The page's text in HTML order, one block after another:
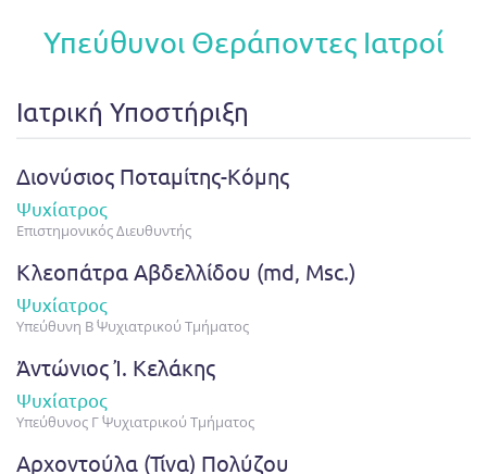
Υπεύθυνοι Θεράποντες Ιατροί
Ιατρική Υποστήριξη
Διονύσιος Ποταμίτης-Κόμης
Ψυχίατρος
Επιστημονικός Διευθυντής
Κλεοπάτρα Αβδελλίδου (md, Msc.)
Ψυχίατρος
Υπεύθυνη Β΄ Ψυχιατρικού Τμήματος
Ἀντώνιος Ἰ. Κελάκης
Ψυχίατρος
Υπεύθυνος Γ΄ Ψυχιατρικού Τμήματος
Αρχοντούλα (Τίνα) Πολύζου